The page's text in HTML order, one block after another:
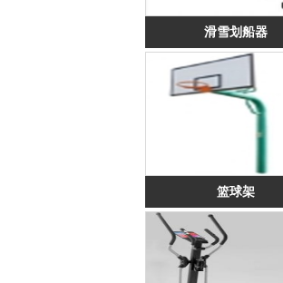
滑雪划船器
篮球架